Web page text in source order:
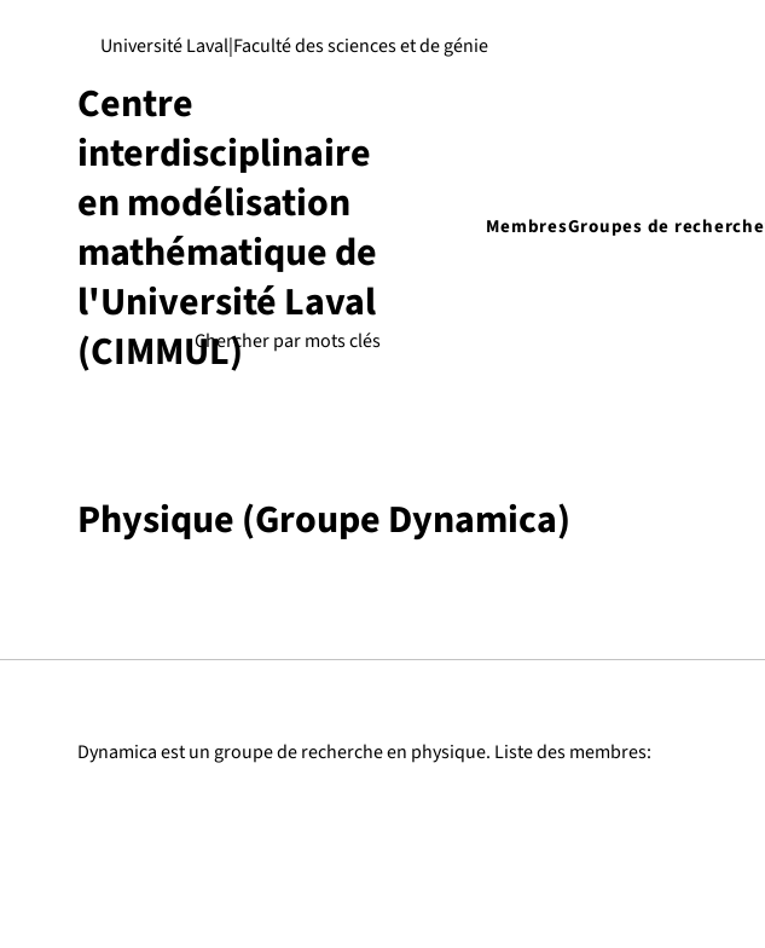
Centre
interdisciplinaire
en modélisation
mathématique de
l'Université Laval
(CIMMUL)
MembresGroupes de recherche
|
Université Laval Faculté des sciences et de génie
Physique (Groupe Dynamica)
Dynamica est un groupe de recherche en physique. Liste des membres: